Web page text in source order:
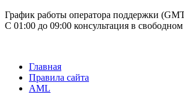
График работы оператора поддержки
С 01:00 до 09:00 консультация в
Главная
Правила сайта
AML